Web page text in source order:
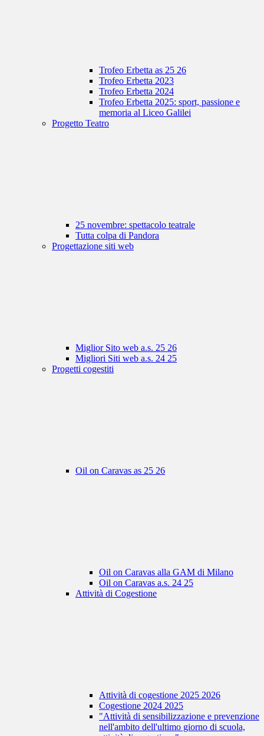
Trofeo Erbetta as 25 26
Trofeo Erbetta 2023
Trofeo Erbetta 2024
Trofeo Erbetta 2025: sport, passione e
memoria al Liceo Galilei
Progetto Teatro
25 novembre: spettacolo teatrale
Tutta colpa di Pandora
Progettazione siti web
Miglior Sito web a.s. 25 26
Migliori Siti web a.s. 24 25
Progetti cogestiti
Oil on Caravas as 25 26
Oil on Caravas alla GAM di Milano
Oil on Caravas a.s. 24 25
Attività di Cogestione
Attività di cogestione 2025 2026
Cogestione 2024 2025
"Attività di sensibilizzazione e prevenzione
nell'ambito dell'ultimo giorno di scuola,